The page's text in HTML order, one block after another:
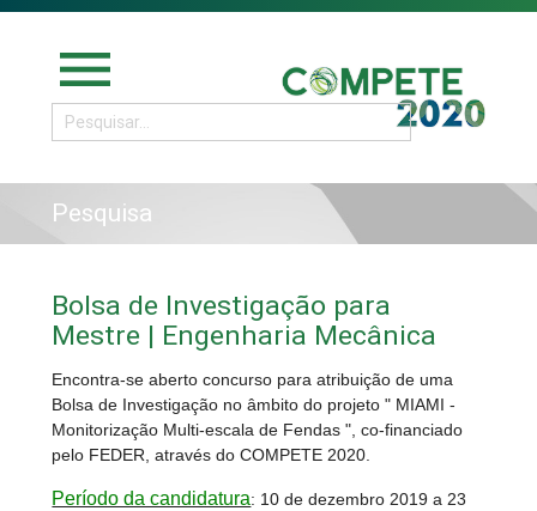
menu
Pesquisa
Bolsa de Investigação para
Mestre | Engenharia Mecânica
Encontra-se aberto concurso para atribuição de uma
Bolsa de Investigação no âmbito do projeto " MIAMI -
Monitorização Multi-escala de Fendas ", co-financiado
pelo FEDER, através do COMPETE 2020.
Período da candidatura: 10 de dezembro 2019 a 23